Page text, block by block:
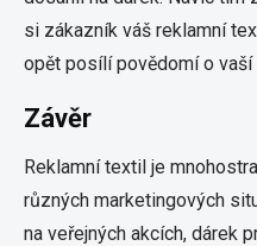
si zákazník váš reklamní
opět posílí povědomí o vaší
Závěr
Reklamní textil je
různých marketingových
na veřejných akcích, dárek